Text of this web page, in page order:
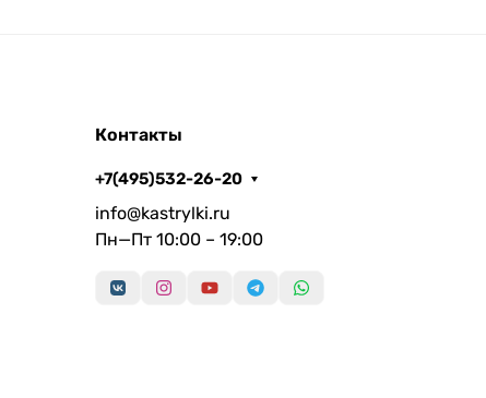
Контакты
+7(495)532-26-20
info@kastrylki.ru
Пн—Пт 10:00 – 19:00